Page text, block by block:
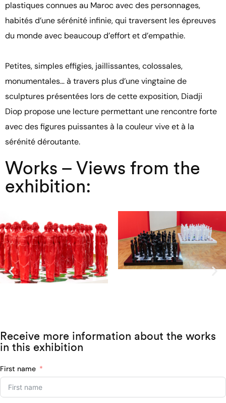
plastiques connues au Maroc avec des personnages,
habités d’une sérénité infinie, qui traversent les épreuves
du monde avec beaucoup d’effort et d’empathie.
Petites, simples effigies, jaillissantes, colossales,
monumentales… à travers plus d’une vingtaine de
sculptures présentées lors de cette exposition, Diadji
Diop propose une lecture permettant une rencontre forte
avec des figures puissantes à la couleur vive et à la
sérénité déroutante.
Works – Views from the
exhibition:
Receive more information about the works
in this exhibition
First name